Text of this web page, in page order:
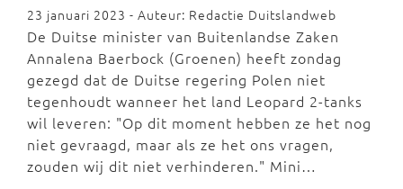
23 januari 2023 - Auteur: Redactie Duitslandweb
De Duitse minister van Buitenlandse Zaken
Annalena Baerbock (Groenen) heeft zondag
gezegd dat de Duitse regering Polen niet
tegenhoudt wanneer het land Leopard 2-tanks
wil leveren: "Op dit moment hebben ze het nog
niet gevraagd, maar als ze het ons vragen,
zouden wij dit niet verhinderen." Mini…